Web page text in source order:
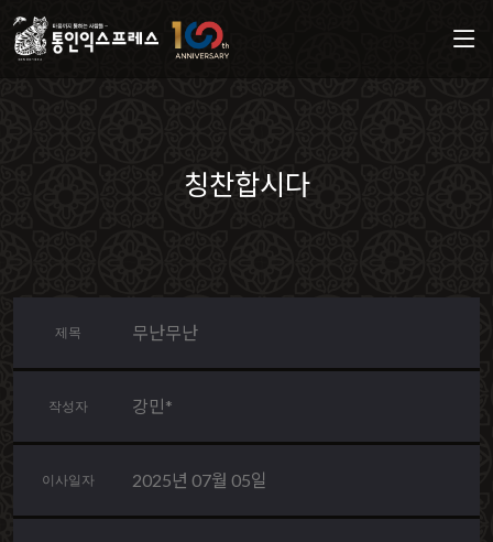
칭찬합시다
제목 무난무난
작성자 강민*
이사일자 2025년 07월 05일